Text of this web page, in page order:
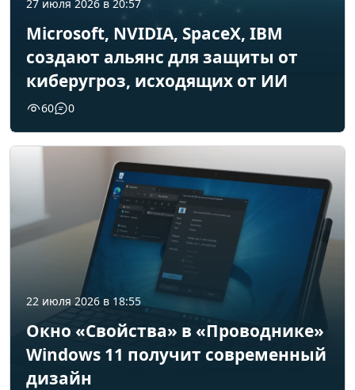
27 июля 2026 в 20:57
Microsoft, NVIDIA, SpaceX, IBM
создают альянс для защиты от
киберугроз, исходящих от ИИ
60 0
22 июля 2026 в 18:55
Окно «Свойства» в «Проводнике»
Windows 11 получит современный
дизайн